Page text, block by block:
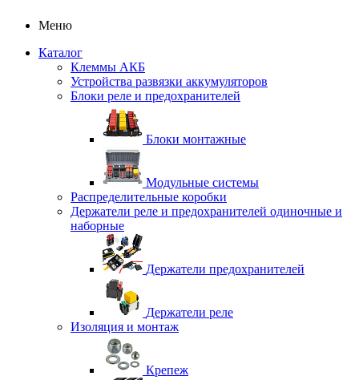
Меню
Каталог
Клеммы АКБ
Устройства развязки аккумуляторов
Блоки реле и предохранителей
Блоки монтажные
Модульные системы
Распределительные коробки
Держатели реле и предохранителей одиночные и
наборные
Держатели предохранителей
Держатели реле
Изоляция и монтаж
Крепеж